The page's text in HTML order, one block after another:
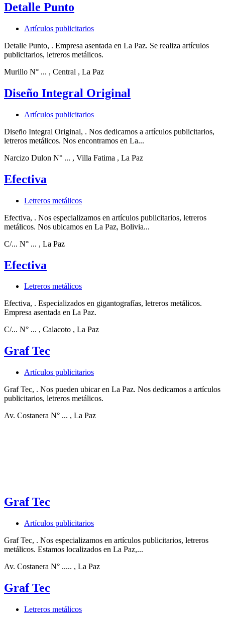
Detalle Punto
Artículos publicitarios
Detalle Punto, . Empresa asentada en La Paz. Se realiza artículos
publicitarios, letreros metálicos.
Murillo N° ... , Central , La Paz
Diseño Integral Original
Artículos publicitarios
Diseño Integral Original, . Nos dedicamos a artículos publicitarios,
letreros metálicos. Nos encontramos en La...
Narcizo Dulon N° ... , Villa Fatima , La Paz
Efectiva
Letreros metálicos
Efectiva, . Nos especializamos en artículos publicitarios, letreros
metálicos. Nos ubicamos en La Paz, Bolivia...
C/... N° ... , La Paz
Efectiva
Letreros metálicos
Efectiva, . Especializados en gigantografías, letreros metálicos.
Empresa asentada en La Paz.
C/... N° ... , Calacoto , La Paz
Graf Tec
Artículos publicitarios
Graf Tec, . Nos pueden ubicar en La Paz. Nos dedicamos a artículos
publicitarios, letreros metálicos.
Av. Costanera N° ... , La Paz
Graf Tec
Artículos publicitarios
Graf Tec, . Nos especializamos en artículos publicitarios, letreros
metálicos. Estamos localizados en La Paz,...
Av. Costanera N° ..... , La Paz
Graf Tec
Letreros metálicos